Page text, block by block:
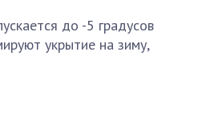
до -5 градусов
укрытие на зиму,